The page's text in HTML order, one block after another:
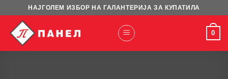
content
НАЈГОЛЕМ ИЗБОР НА ГАЛАНТЕРИЈА ЗА КУПАТИЛА
0